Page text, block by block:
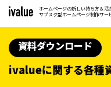
ホームページの新しい持ち方＆活
サブスク型ホームページ制作サー
資料ダウンロード
ivalueに関する各種